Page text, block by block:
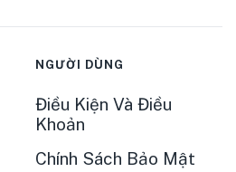
NGƯỜI DÙNG
Điều Kiện Và Điều
Khoản
Chính Sách Bảo Mật